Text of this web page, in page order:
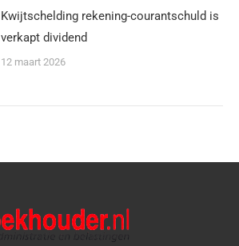
Kwijtschelding rekening-courantschuld is
verkapt dividend
12 maart 2026